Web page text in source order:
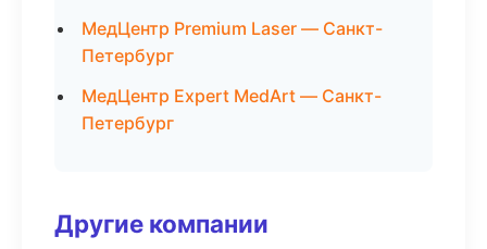
МедЦентр Premium Laser — Санкт-
Петербург
МедЦентр Expert MedArt — Санкт-
Петербург
Другие компании